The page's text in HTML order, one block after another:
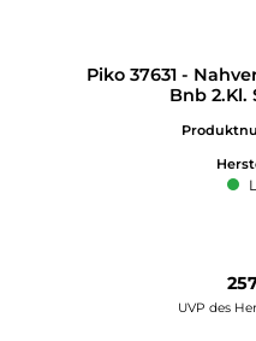
Piko 37631 -
Bnb 2.Kl.
UVP des